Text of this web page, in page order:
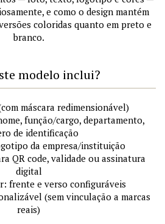
e como o design mantém
coloridas quanto em preto e
branco.
modelo inclui?
máscara redimensionável)
função/cargo, departamento,
de identificação
da empresa/instituição
QR code, validade ou assinatura
digital
frente e verso configuráveis
(sem vinculação a marcas
reais)